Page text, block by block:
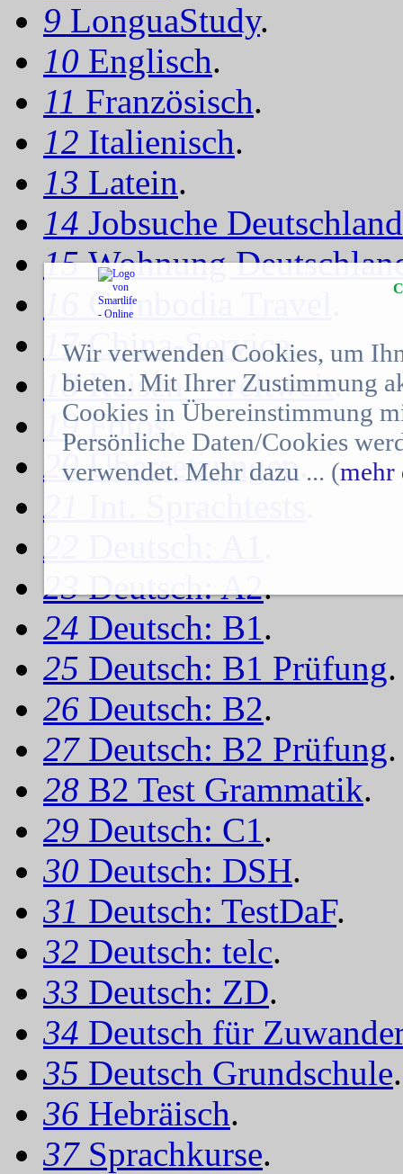
9 LonguaStudy.
10 Englisch.
11 Französisch.
12 Italienisch.
13 Latein.
14 Jobsuche Deutschland
15Wohnung
Cambodia Travel
17China-Service.
18Reisen - weltweit.
19Fotos.
20Übersetzungen
21
22
23Deutsch: A2.
24 Deutsch: B1.
25 Deutsch: B1 Prüfung.
26 Deutsch: B2.
27 Deutsch: B2 Prüfung.
28 B2 Test Grammatik.
29 Deutsch: C1.
30 Deutsch: DSH.
31 Deutsch: TestDaF.
32 Deutsch: telc.
33 Deutsch: ZD.
34 Deutsch für
35 Deutsch Grundschule.
36 Hebräisch.
37 Sprachkurse.
Wir verwenden Cookies, um
bieten. Mit Ihrer Zustimmung
Cookies in Übereinstimmung
Persönliche Daten/Cookies
verwendet. Mehr dazu ... (mehr